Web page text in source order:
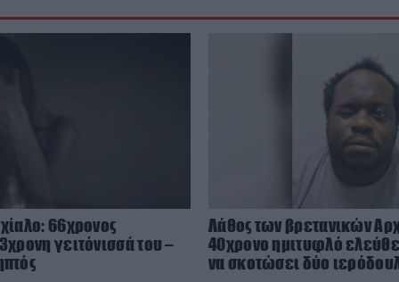
66χρονος
γειτόνισσά του –
Λάθος των βρετανικών
40χρονο ημιτυφλό
να σκοτώσει δύο